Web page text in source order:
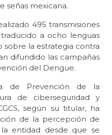
señas mexicana.
495 transmisiones
a ocho lenguas
sobre la estrategia contra
difundido las campañas
del Dengue.
de Prevención de la
de ciberseguridad y
según su titular, ha
de la percepción de
entidad desde que se